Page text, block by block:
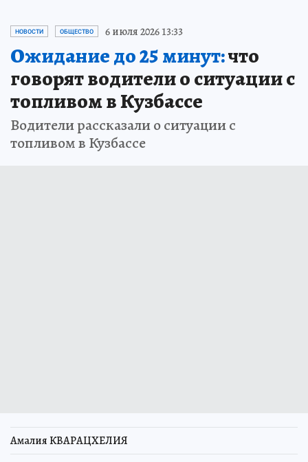
НОВОСТИ ОБЩЕСТВО 6 июля 2026 13:33
Ожидание до 25 минут:что
говорят водители о ситуации с
топливом в Кузбассе
Водители рассказали о ситуации с
топливом в Кузбассе
Амалия КВАРАЦХЕЛИЯ